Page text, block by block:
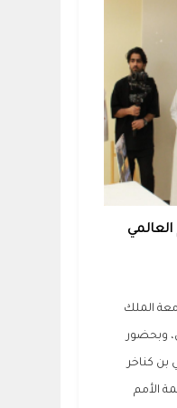
العالمي
الملك
وبحضور
بن كناخر
الأمم